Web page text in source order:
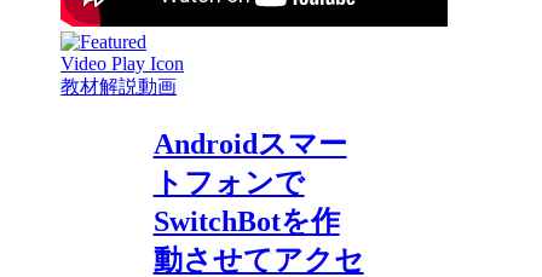
教材解説動画
Androidスマー
トフォンで
SwitchBotを作
動させてアクセ